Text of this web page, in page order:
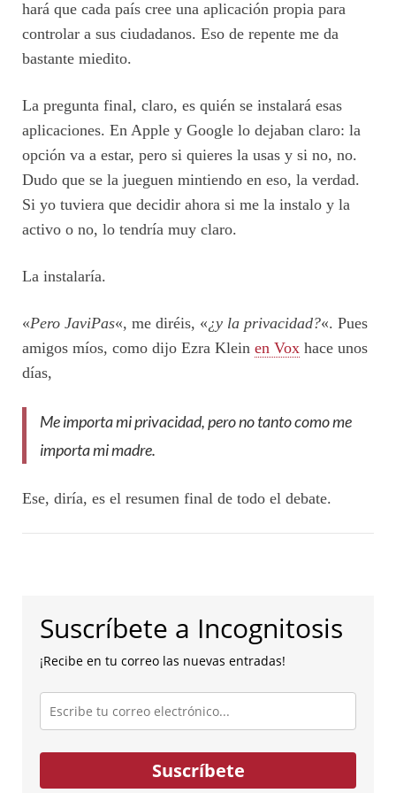
hará que cada país cree una aplicación propia para
controlar a sus ciudadanos. Eso de repente me da
bastante miedito.
La pregunta final, claro, es quién se instalará esas
aplicaciones. En Apple y Google lo dejaban claro: la
opción va a estar, pero si quieres la usas y si no, no.
Dudo que se la jueguen mintiendo en eso, la verdad.
Si yo tuviera que decidir ahora si me la instalo y la
activo o no, lo tendría muy claro.
La instalaría.
«Pero JaviPas«, me diréis, « ¿y la privacidad?«. Pues
amigos míos, como dijo Ezra Klein en Vox hace unos
días,
Me importa mi privacidad, pero no tanto como me
importa mi madre.
Ese, diría, es el resumen final de todo el debate.
Suscríbete a Incognitosis
¡Recibe en tu correo las nuevas entradas!
Escribe
tu
correo
electrónico...
Suscríbete